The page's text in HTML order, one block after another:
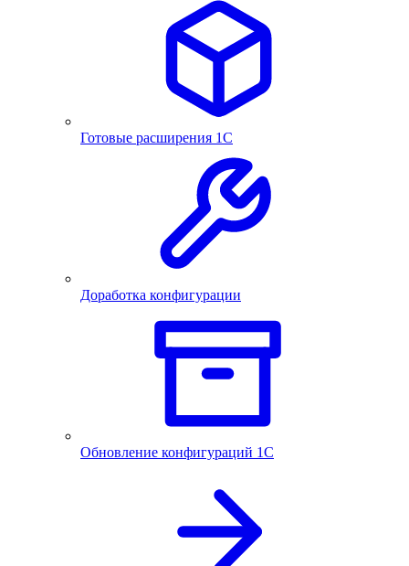
Готовые расширения 1С
Доработка конфигурации
Обновление конфигураций 1С